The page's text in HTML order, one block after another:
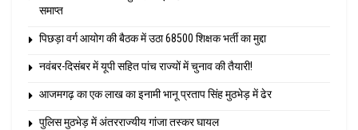
समाप्त
पिछड़ा वर्ग आयोग की बैठक में उठा 68500 शिक्षक भर्ती का मुद्दा
नवंबर-दिसंबर में यूपी सहित पांच राज्यों में चुनाव की तैयारी!
आजमगढ़ का एक लाख का इनामी भानू प्रताप सिंह मुठभेड़ में ढेर
पुलिस मुठभेड़ में अंतरराज्यीय गांजा तस्कर घायल